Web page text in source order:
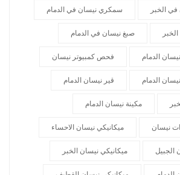
الخبر سمكري نيسان في الدمام
صبغ نيسان في الدمام
الدمام فحص كمبيوتر نيسان
الدمام قير نيسان الدمام
مكينة نيسان الدمام
نيسان ميكانيكي نيسان الاحساء
الجبيل ميكانيكي نيسان الخبر